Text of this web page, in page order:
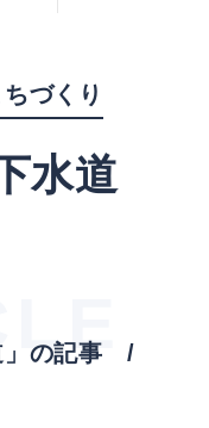
づくり
水道
」の記事